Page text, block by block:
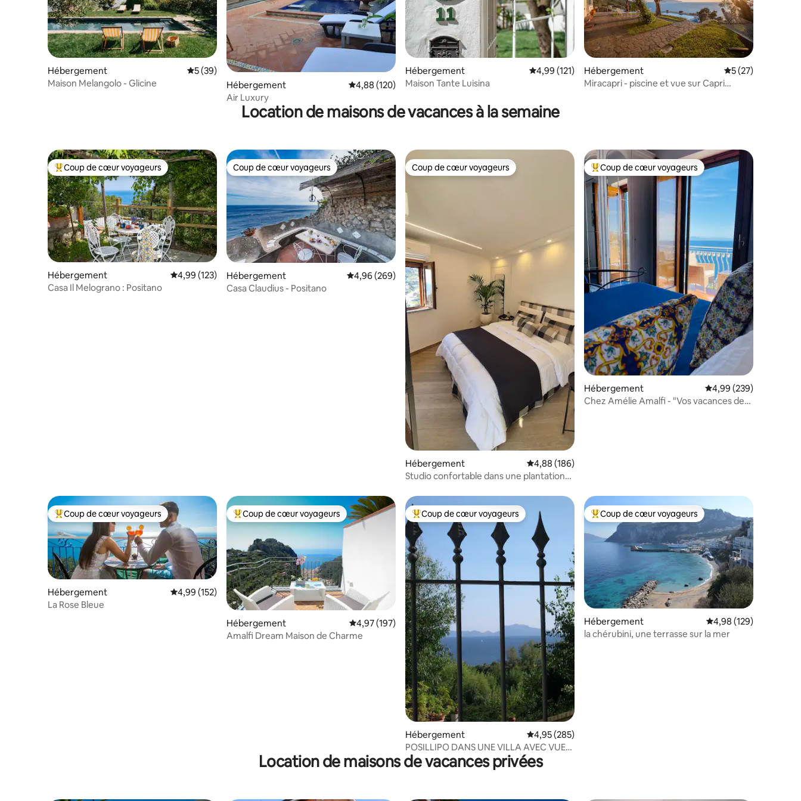
Hébergement Évaluation moyenne sur la base de 39 commentaires : 5 sur 5
5 (39)
Maison Melangolo - Glicine
Hébergement Évaluation moyenne sur la base de 120 commentaires : 4,88 sur 5
4,88 (120)
Air Luxury
Hébergement Évaluation moyenne sur la base de 121 commentaires : 4,99 sur 5
4,99 (121)
Maison Tante Luisina
Hébergement Évaluation
5 (27)
Miracapri - piscine et vue sur Capri
Location de maisons de vacances à la semaine
Coups de cœur voyageurs les plus appréciés
Coup de cœur voyageurs
Hébergement Évaluation moyenne sur la base de 123 commentaires : 4,99 sur 5
4,99 (123)
Casa Il Melograno : Positano
Coup de cœur voyageurs
Coup de cœur voyageurs
Hébergement Évaluation moyenne sur la base de 269 commentaires : 4,96 sur 5
4,96 (269)
Casa Claudius - Positano
Coup de cœur voyageurs
Coup de cœur voyageurs
Hébergement Évaluation moyenne sur la base de 186 commentaires : 4,88 sur 5
4,88 (186)
Studio confortable dans une plantation
Coups de cœur voyageurs les plus appréciés
Coup de cœur voyageurs
Hébergement Évaluation moyenne
4,99 (239)
Chez Amélie Amalfi - "Vos vacances de
Coups de cœur voyageurs les plus appréciés
Coup de cœur voyageurs
Hébergement Évaluation moyenne sur la base de 152 commentaires : 4,99 sur 5
4,99 (152)
La Rose Bleue
Coups de cœur voyageurs les plus appréciés
Coup de cœur voyageurs
Hébergement Évaluation moyenne sur la base de 197 commentaires : 4,97 sur 5
4,97 (197)
Amalfi Dream Maison de Charme
Coups de cœur voyageurs les plus appréciés
Coup de cœur voyageurs
Hébergement Évaluation moyenne sur la base de 285 commentaires : 4,95 sur 5
4,95 (285)
POSILLIPO DANS UNE VILLA AVEC VUE
SUR LE JARDIN
Coups de cœur voyageurs les plus appréciés
Coup de cœur voyageurs
Hébergement Évaluation moyenne
4,98 (129)
la chérubini, une terrasse sur la mer
Location de maisons de vacances privées